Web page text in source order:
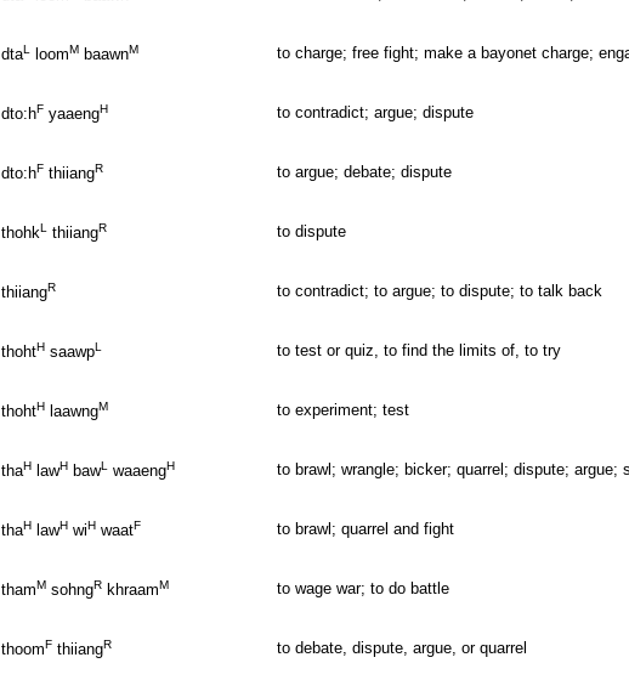
dtaL loomM baawnM to charge; free fight; make a bayonet charge;
dto:hF yaaengH to contradict; argue; dispute
dto:hF thiiangR to argue; debate; dispute
thohkL thiiangR to dispute
thiiangR to contradict; to argue; to dispute; to talk back
thohtH saawpL to test or quiz, to find the limits of, to try
thohtH laawngM to experiment; test
thaH lawH bawL waaengH to brawl; wrangle; bicker; quarrel; dispute; argue;
thaH lawH wiH waatF to brawl; quarrel and fight
thamM sohngR khraamM to wage war; to do battle
thoomF thiiangR to debate, dispute, argue, or quarrel